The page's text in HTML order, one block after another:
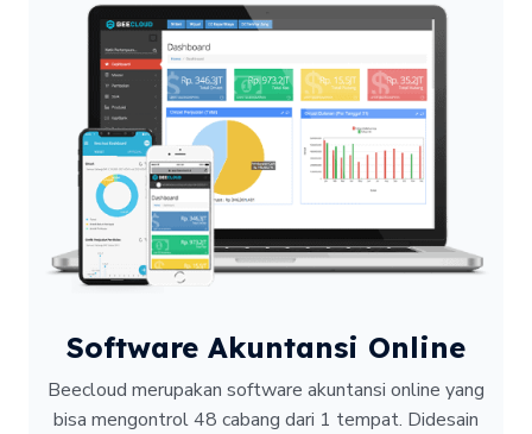
Software Akuntansi Online
Beecloud merupakan software akuntansi online yang
bisa mengontrol 48 cabang dari 1 tempat. Didesain